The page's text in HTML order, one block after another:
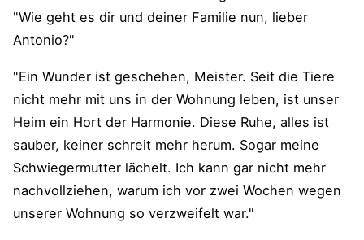
"Wie geht es dir und deiner Familie nun, lieber
Antonio?"
"Ein Wunder ist geschehen, Meister. Seit die Tiere
nicht mehr mit uns in der Wohnung leben, ist unser
Heim ein Hort der Harmonie. Diese Ruhe, alles ist
sauber, keiner schreit mehr herum. Sogar meine
Schwiegermutter lächelt. Ich kann gar nicht mehr
nachvollziehen, warum ich vor zwei Wochen wegen
unserer Wohnung so verzweifelt war."